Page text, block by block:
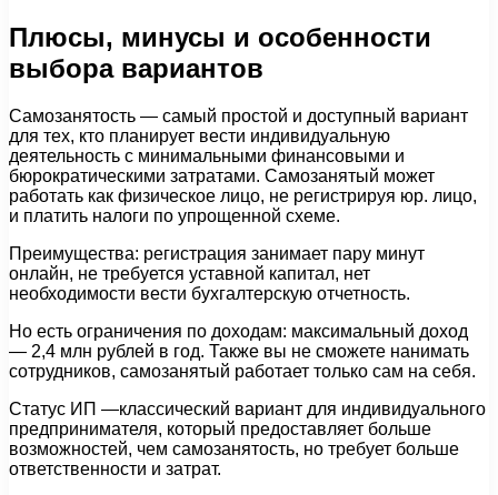
Плюсы, минусы и особенности
выбора вариантов
Самозанятость — самый простой и доступный вариант
для тех, кто планирует вести индивидуальную
деятельность с минимальными финансовыми и
бюрократическими затратами. Самозанятый может
работать как физическое лицо, не регистрируя юр. лицо,
и платить налоги по упрощенной схеме.
Преимущества: регистрация занимает пару минут
онлайн, не требуется уставной капитал, нет
необходимости вести бухгалтерскую отчетность.
Но есть ограничения по доходам: максимальный доход
— 2,4 млн рублей в год. Также вы не сможете нанимать
сотрудников, самозанятый работает только сам на себя.
Статус ИП —классический вариант для индивидуального
предпринимателя, который предоставляет больше
возможностей, чем самозанятость, но требует больше
ответственности и затрат.